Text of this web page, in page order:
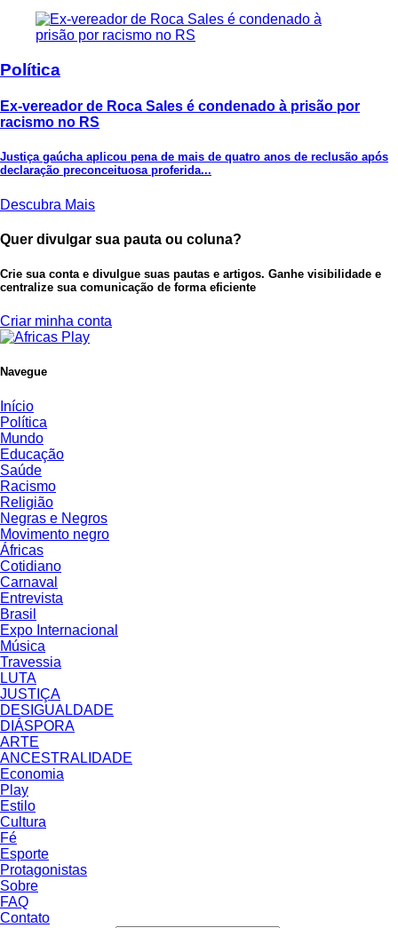
Política
Ex-vereador de Roca Sales é condenado à prisão por
racismo no RS
Justiça gaúcha aplicou pena de mais de quatro anos de reclusão após
declaração preconceituosa proferida...
Descubra Mais
Quer divulgar sua pauta ou coluna?
Crie sua conta e divulgue suas pautas e artigos. Ganhe visibilidade e
centralize sua comunicação de forma eficiente
Criar minha conta
Navegue
Início
Política
Mundo
Educação
Saúde
Racismo
Religião
Negras e Negros
Movimento negro
Áfricas
Cotidiano
Carnaval
Entrevista
Brasil
Expo Internacional
Música
Travessia
LUTA
JUSTIÇA
DESIGUALDADE
DIÁSPORA
ARTE
ANCESTRALIDADE
Economia
Play
Estilo
Cultura
Fé
Esporte
Protagonistas
Sobre
FAQ
Contato